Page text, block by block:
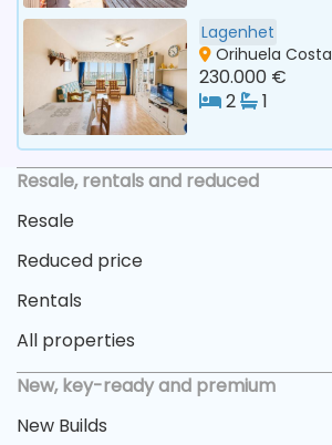
Lagenhet
Orihuela Costa
230.000 €
2
1
Resale, rentals and reduced
Resale
Reduced price
Rentals
All properties
New, key-ready and premium
New Builds